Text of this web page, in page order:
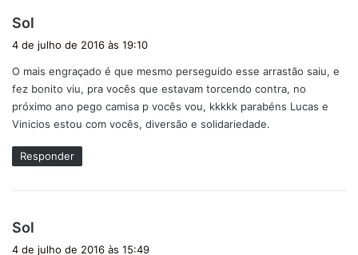
Sol
s
e
:
4 de julho de 2016 às 19:10
O mais engraçado é que mesmo perseguido esse arrastão saiu, e
fez bonito viu, pra vocês que estavam torcendo contra, no
próximo ano pego camisa p vocês vou, kkkkk parabéns Lucas e
Vinicios estou com vocês, diversão e solidariedade.
Responder
Sol
4 de julho de 2016 às 15:49